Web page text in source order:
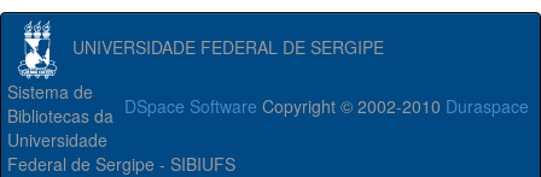
UNIVERSIDADE FEDERAL DE SERGIPE
DSpace Software Copyright © 2002-2010 Duraspace
Sistema de
Bibliotecas da
Universidade
Federal de Sergipe - SIBIUFS